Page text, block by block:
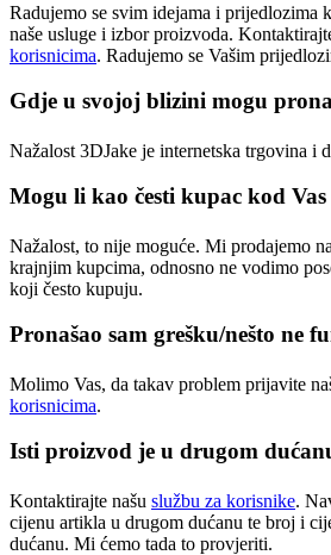
Radujemo se svim idejama i prijedlozima
naše usluge i izbor proizvoda.
korisnicima. Radujemo se Vašim
Gdje u svojoj blizini mogu
Nažalost 3DJake je internetska trgovina i
Mogu li kao česti kupac kod
Nažalost, to nije moguće. Mi prodajemo
krajnjim kupcima, odnosno ne vodimo
koji često kupuju.
Pronašao sam grešku/nešto ne
Molimo Vas, da takav problem prijavite
korisnicima.
Isti proizvod je u drugom
Kontaktirajte našu službu za korisnike.
cijenu artikla u drugom dućanu te broj i
dućanu. Mi ćemo tada to provjeriti.